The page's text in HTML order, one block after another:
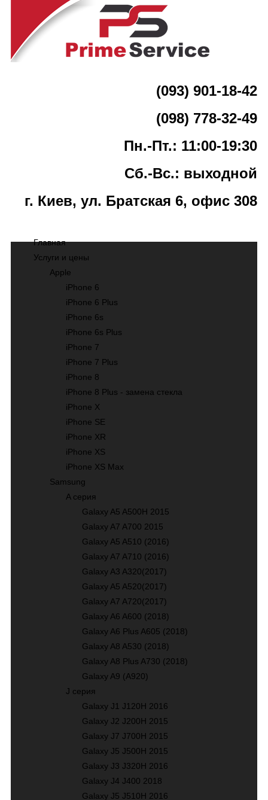
(093) 901-18-42
(098) 778-32-49
Пн.-Пт.: 11:00-19:30
Сб.-Вс.: выходной
г. Киев, ул. Братская 6, офис 308
Главная
Услуги и цены
Apple
iPhone 6
iPhone 6 Plus
iPhone 6s
iPhone 6s Plus
iPhone 7
iPhone 7 Plus
iPhone 8
iPhone 8 Plus - замена стекла
iPhone X
iPhone SE
iPhone XR
iPhone XS
iPhone XS Max
Samsung
A серия
Galaxy A5 A500H 2015
Galaxy A7 A700 2015
Galaxy A5 A510 (2016)
Galaxy A7 A710 (2016)
Galaxy A3 A320(2017)
Galaxy A5 A520(2017)
Galaxy A7 A720(2017)
Galaxy A6 A600 (2018)
Galaxy A6 Plus A605 (2018)
Galaxy A8 A530 (2018)
Galaxy A8 Plus A730 (2018)
Galaxy A9 (A920)
J серия
Galaxy J1 J120H 2016
Galaxy J2 J200H 2015
Galaxy J7 J700H 2015
Galaxy J5 J500H 2015
Galaxy J3 J320H 2016
Galaxy J4 J400 2018
Galaxy J5 J510H 2016